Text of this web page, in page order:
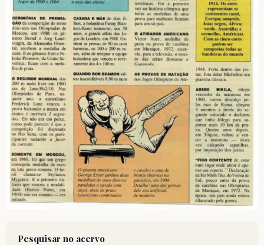
Pesquisar no acervo